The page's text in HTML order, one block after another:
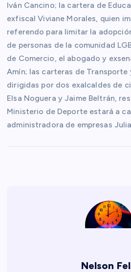
Iván Cancino; la cartera de
exfiscal Viviane Morales, quien
referendo para limitar la
de personas de la comunidad
de Comercio, el abogado y
Amín; las carteras de Transporte
dirigidas por dos exalcaldes de
Elsa Noguera y Jaime Beltrán,
Ministerio de Deporte estará a
administradora de empresas
Nelson